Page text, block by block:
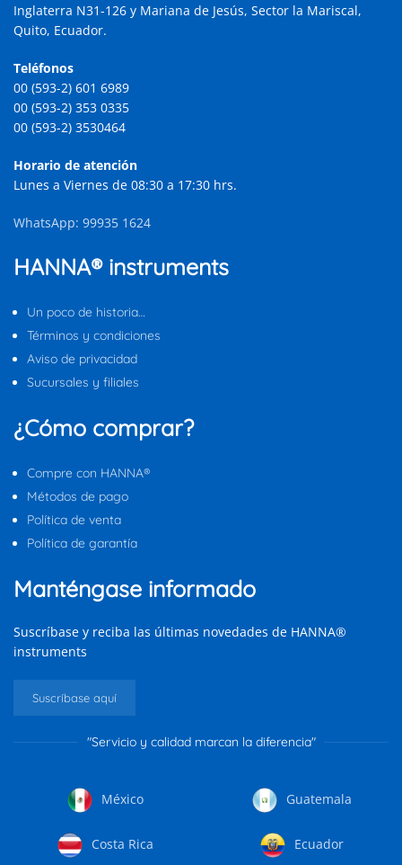
Inglaterra N31-126 y Mariana de Jesús, Sector la Mariscal,
Quito, Ecuador.
Teléfonos
00 (593-2) 601 6989
00 (593-2) 353 0335
00 (593-2) 3530464
Horario de atención
Lunes a Viernes de 08:30 a 17:30 hrs.
WhatsApp: 99935 1624
HANNA® instruments
Un poco de historia…
Términos y condiciones
Aviso de privacidad
Sucursales y filiales
¿Cómo comprar?
Compre con HANNA®
Métodos de pago
Política de venta
Política de garantía
Manténgase informado
Suscríbase y reciba las últimas novedades de HANNA®
instruments
Suscríbase aquí
"Servicio y calidad marcan la diferencia"
México Guatemala
Costa Rica Ecuador